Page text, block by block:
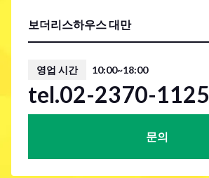
보더리스하우스 대만
영업 시간 10:00~18:00
tel.02-2370-1125
문의